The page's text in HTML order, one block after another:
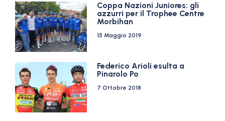
Coppa Nazioni Juniores: gli
azzurri per il Trophee Centre
Morbihan
15 Maggio 2019
Federico Arioli esulta a
Pinarolo Po
7 Ottobre 2018